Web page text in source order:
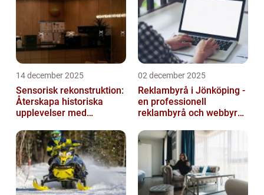
14 december 2025
Sensorisk rekonstruktion:
Återskapa historiska
upplevelser med
02 december 2025
Reklambyrå i Jönköping -
en professionell
reklambyrå och webbyrå
kommunikati...